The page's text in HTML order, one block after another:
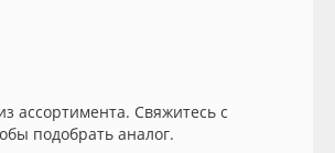
ассортимента. Свяжитесь с
подобрать аналог.